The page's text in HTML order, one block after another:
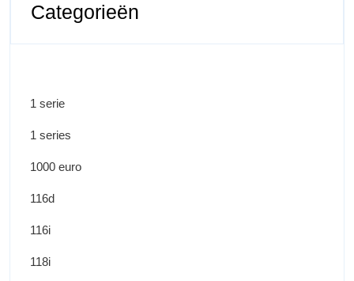
Categorieën
1 serie
1 series
1000 euro
116d
116i
118i